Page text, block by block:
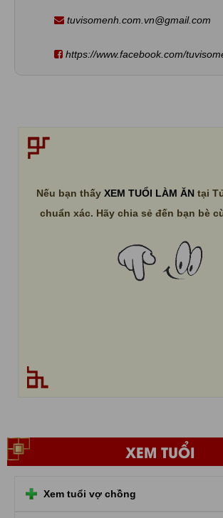
tuvisomenh.com.vn@gmail.com
https://www.facebook.com/
Nếu bạn thấy XEM TUỔI LÀM ĂNtại
chuẩn xác. Hãy chia sẻ đến bạn bè
XEM TUỔI
Xem tuổi vợ chồng